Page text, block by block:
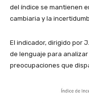
del índice se mantienen
cambiaria y la
El indicador, dirigido por
de lenguaje para
preocupaciones que